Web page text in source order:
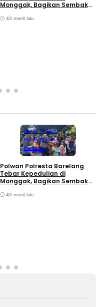
Monggak, Bagikan Sembako
43 menit lalu
Berita Terbaru
Berita Utama
Peristiwa
Polwan Polresta Barelang
Tebar Kepedulian di
Monggak, Bagikan Sembako
43 menit lalu